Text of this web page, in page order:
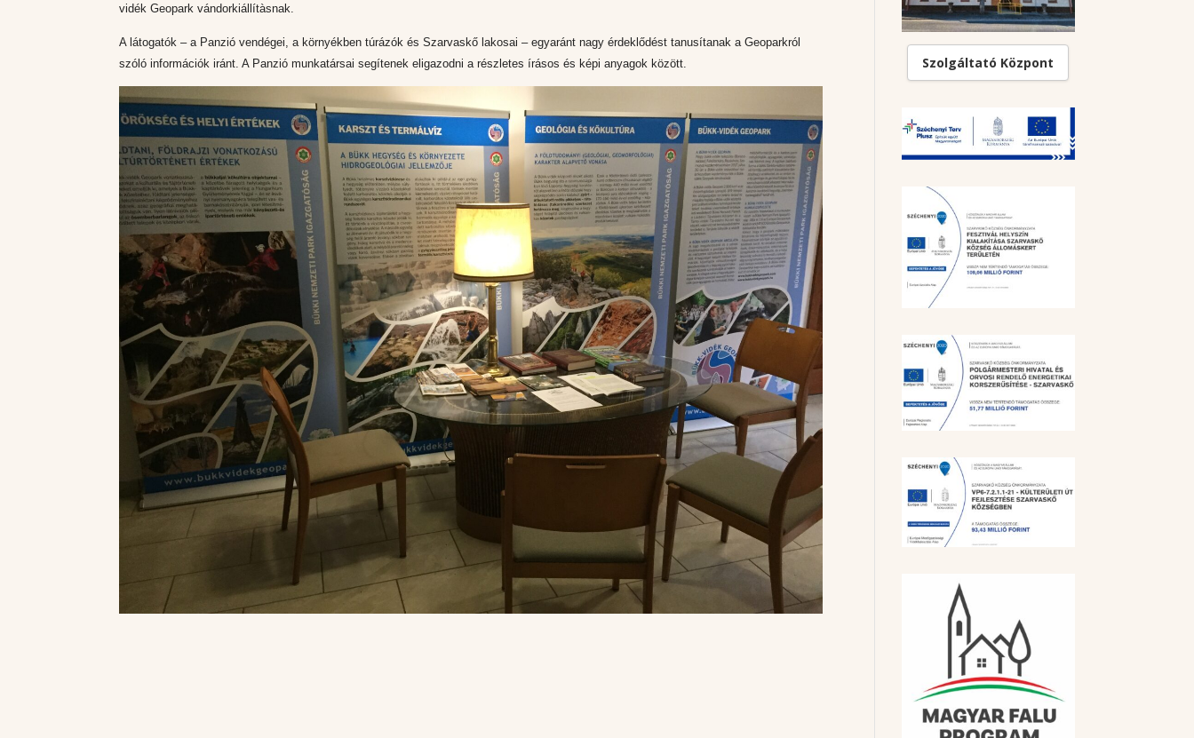
vidék Geopark vándorkiállítàsnak.
A látogatók – a Panzió vendégei, a környékben túrázók és Szarvaskő lakosai – egyaránt nagy érdeklődést tanusítanak a Geoparkról
szóló információk iránt. A Panzió munkatársai segítenek eligazodni a részletes írásos és képi anyagok között.
Szolgáltató Központ